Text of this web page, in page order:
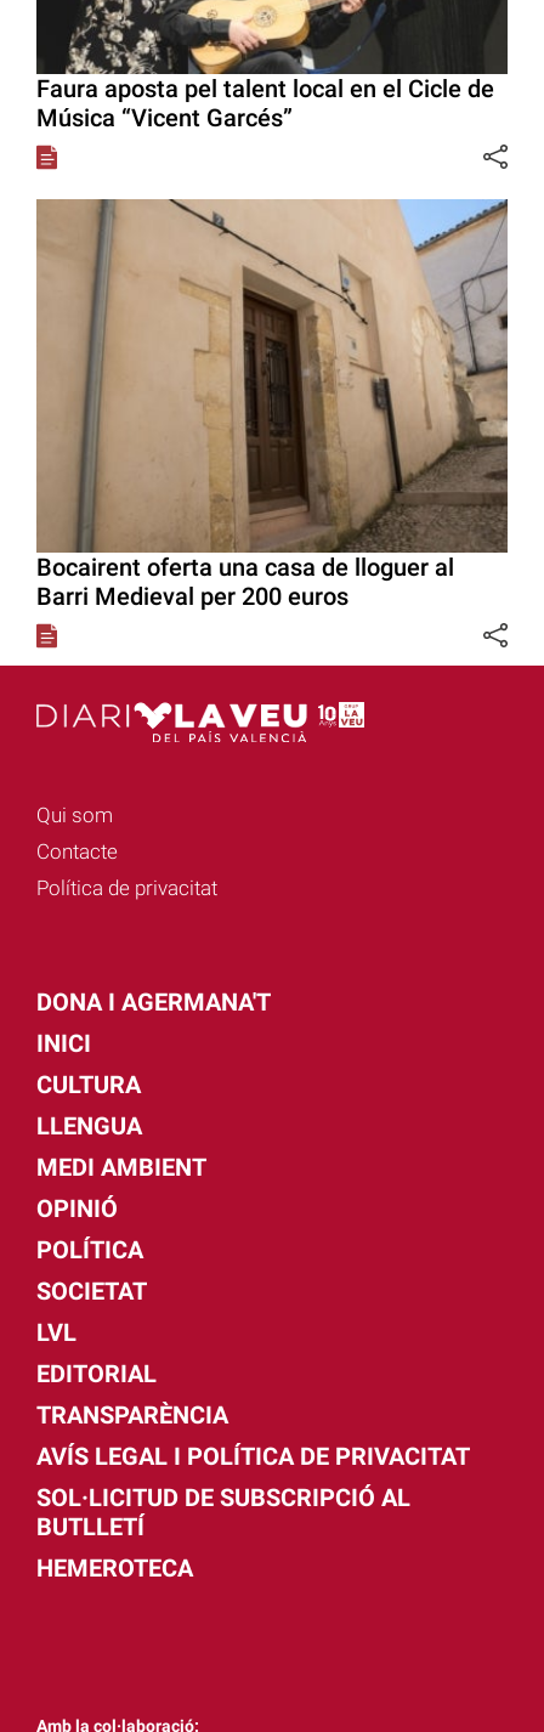
Faura aposta pel talent local en el Cicle de
Música “Vicent Garcés”
Bocairent oferta una casa de lloguer al
Barri Medieval per 200 euros
Qui som
Contacte
Política de privacitat
DONA I AGERMANA'T
INICI
CULTURA
LLENGUA
MEDI AMBIENT
OPINIÓ
POLÍTICA
SOCIETAT
LVL
EDITORIAL
TRANSPARÈNCIA
AVÍS LEGAL I POLÍTICA DE PRIVACITAT
SOL·LICITUD DE SUBSCRIPCIÓ AL
BUTLLETÍ
HEMEROTECA
Amb la col·laboració: